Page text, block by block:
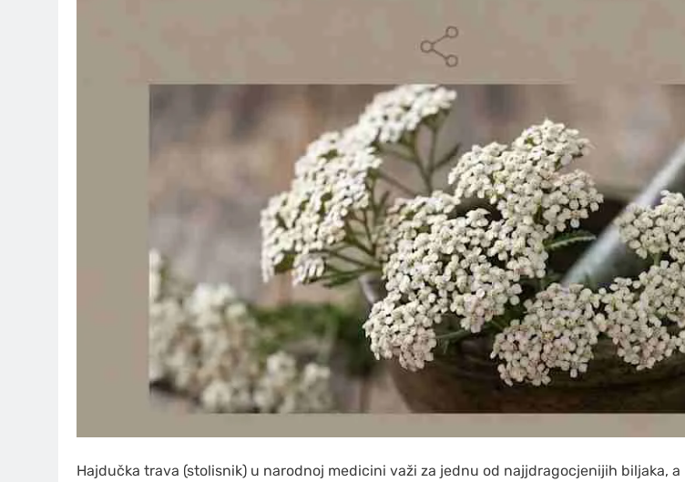
Hajdučka trava (stolisnik) u narodnoj medicini važi za jednu od najjdragocjenijih biljaka, a